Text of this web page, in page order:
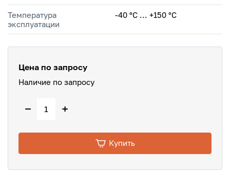
Температура
эксплуатации
-40 °С ... +150 °С
Цена по запросу
Наличие по запросу
− +
Купить